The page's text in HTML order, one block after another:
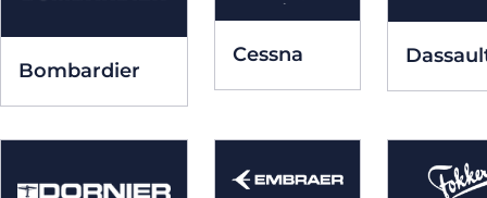
Bombardier
Cessna